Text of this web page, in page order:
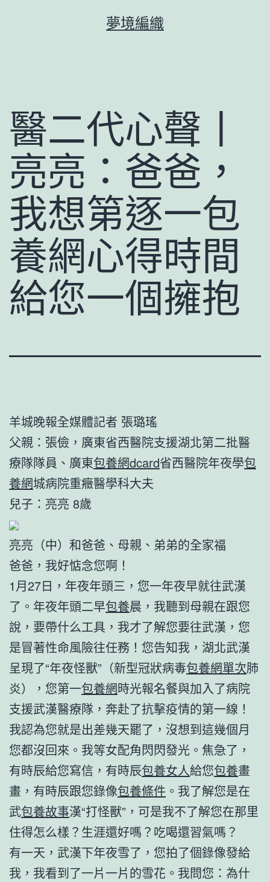
夢境編織
醫二代心聲丨
亮亮：爸爸，
我想第逐一包
養網心得時間
給您一個擁抱
羊城晚報全媒體記者 張璐瑤
父親：張儉，廣東省西醫院支援湖北第二批醫
療隊隊員、廣東包養網dcard省西醫院年夜學包
養網城病院重癥醫學科大夫
兒子：亮亮 8歲
亮亮（中）和爸爸、母親、弟弟的全家福
爸爸，我好惦念您啊！
1月27日，年夜年頭三，您一年夜早就往武漢
了。年夜年頭二早包養晨，我聽到母親在跟您
說，要帶什么工具，我才了解您要往武漢，您
是冒著性命風險往任務！您告知我，湖北武漢
呈現了“年夜怪獸”（新型冠狀病毒包養網單次肺
炎），您第一包養網時光報名餐與加入了病院
支援武漢醫療隊，奔赴了抗擊疫情的第一線！
我認為您就是出差幾天罷了，沒想到這幾個月
您都沒回來。我等女配角閃閃發光。焦急了，
有時辰給您寫信，有時辰包養女人給您包養畫
畫，有時辰跟您錄像包養條件 。我了解您是在
武包養故事漢“打怪獸”，可是我不了解您在那里
住得怎么樣？生涯還好嗎？吃喝還習氣嗎？
有一天，武漢下年夜雪了，您拍了個錄像發給
我，我看到了一片一片的雪花。我問您：為什